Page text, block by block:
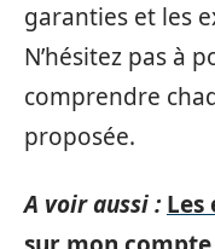
garanties et les
N’hésitez pas à
comprendre
proposée.
A voir aussi :